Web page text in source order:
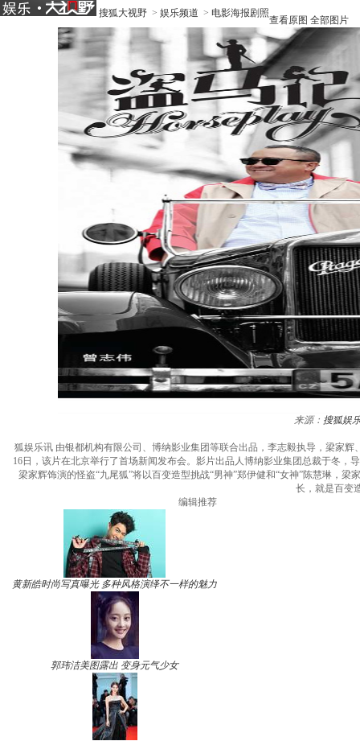
搜狐大视野 > 娱乐频道 > 电影海报剧照
查看原图 全部图片
来源： 搜狐娱
狐娱乐讯 由银都机构有限公司、博纳影业集团等联合出品，李志毅执导，梁家
16日，该片在北京举行了首场新闻发布会。影片出品人博纳影业集团总裁于冬
梁家辉饰演的怪盗“九尾狐”将以百变造型挑战“男神”郑伊健和“女神”陈慧琳，
长，就是百变
编辑推荐
黄新皓时尚写真曝光 多种风格演绎不一样的魅力
郭玮洁美图露出 变身元气少女